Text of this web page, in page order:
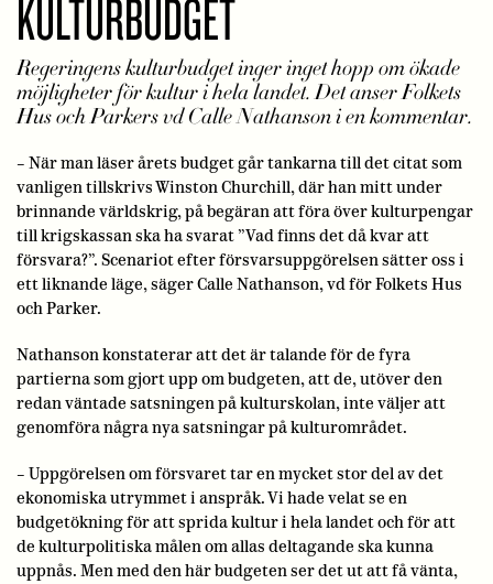
KULTURBUDGET
Regeringens kulturbudget inger inget hopp om ökade
möjligheter för kultur i hela landet. Det anser Folkets
Hus och Parkers vd Calle Nathanson i en kommentar.
– När man läser årets budget går tankarna till det citat som
vanligen tillskrivs Winston Churchill, där han mitt under
brinnande världskrig, på begäran att föra över kulturpengar
till krigskassan ska ha svarat ”Vad finns det då kvar att
försvara?”. Scenariot efter försvarsuppgörelsen sätter oss i
ett liknande läge, säger Calle Nathanson, vd för Folkets Hus
och Parker.
Nathanson konstaterar att det är talande för de fyra
partierna som gjort upp om budgeten, att de, utöver den
redan väntade satsningen på kulturskolan, inte väljer att
genomföra några nya satsningar på kulturområdet.
– Uppgörelsen om försvaret tar en mycket stor del av det
ekonomiska utrymmet i anspråk. Vi hade velat se en
budgetökning för att sprida kultur i hela landet och för att
de kulturpolitiska målen om allas deltagande ska kunna
uppnås. Men med den här budgeten ser det ut att få vänta,